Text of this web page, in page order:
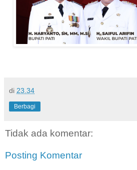
di 23.34
Berbagi
Tidak ada komentar:
Posting Komentar